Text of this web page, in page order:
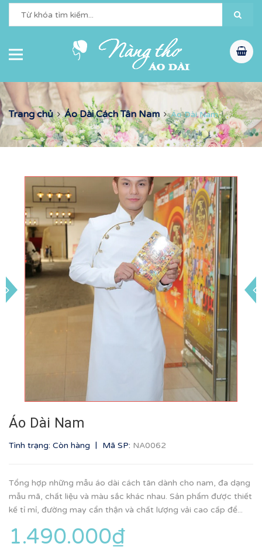
Trang chủ Áo Dài Cách Tân Nam Áo Dài Nam
Áo Dài Nam
Tình trạng: Còn hàng | Mã SP: NA0062
Tổng hợp những mẫu áo dài cách tân dành cho nam, đa dạng
mẫu mã, chất liệu và màu sắc khác nhau. Sản phẩm được thiết
kế tỉ mỉ, đường may cẩn thận và chất lượng vải cao cấp để...
1.490.000₫